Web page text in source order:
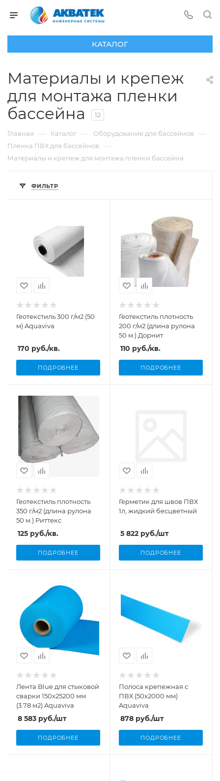
КАТАЛОГ
Материалы и крепеж
для монтажа пленки
бассейна
12
Главная — Каталог — Оборудование для бассейнов —
Пленка ПВХ для бассейнов —
Материалы и крепеж для монтажа пленки бассейна
ФИЛЬТР
Геотекстиль 300 г/м2 (50
м) Aquaviva
170 руб./кв.
ПОДРОБНЕЕ
Геотекстиль плотность
200 г/м2 (длина рулона
50 м.) Дорнит
110 руб./кв.
ПОДРОБНЕЕ
Геотекстиль плотность
350 г/м2 (длина рулона
50 м.) Риттекс
125 руб./кв.
ПОДРОБНЕЕ
Герметик для швов ПВХ
1л, жидкий бесцветный
5 822 руб./шт
ПОДРОБНЕЕ
Лента Blue для стыковой
сварки 150x25200 мм
(3.78 м2) Aquaviva
8 583 руб./шт
ПОДРОБНЕЕ
Полоса крепежная с
ПВХ (50х2000 мм)
Aquaviva
878 руб./шт
ПОДРОБНЕЕ